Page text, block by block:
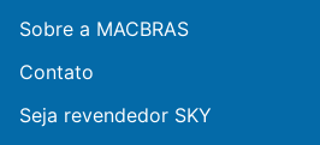
Sobre a MACBRAS
Contato
Seja revendedor SKY